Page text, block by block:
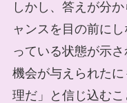
しかし、答えが分
ャンスを目の前に
っている状態が示
機会が与えられた
理だ」と信じ込む